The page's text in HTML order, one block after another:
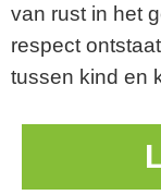
van rust in het
respect
tussen kind en